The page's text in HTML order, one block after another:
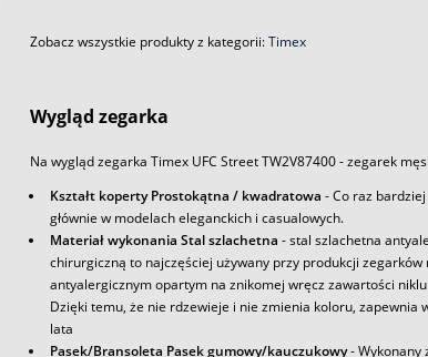
Zobacz wszystkie produkty z kategorii:Timex
Wygląd zegarka
Na wygląd zegarka Timex UFC Street TW2V87400 - zegarek
Kształt koperty Prostokątna / kwadratowa - Co raz
głównie w modelach eleganckich i casualowych.
Materiał wykonania Stal szlachetna - stal szlachetna
chirurgiczną to najczęściej używany przy produkcji zegarków
antyalergicznym opartym na znikomej wręcz zawartości
Dzięki temu, że nie rdzewieje i nie zmienia koloru, zapewnia
lata
Pasek/Bransoleta Pasek gumowy/kauczukowy- Wykonany